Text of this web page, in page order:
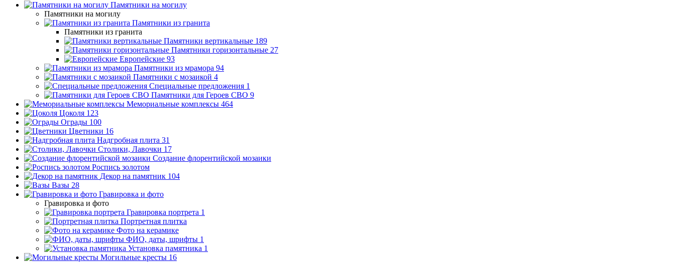
Памятники на могилу
Памятники на могилу
Памятники из гранита
Памятники из гранита
Памятники вертикальные 189
Памятники горизонтальные 27
Европейские 93
Памятники из мрамора 94
Памятники с мозаикой 4
Специальные предложения 1
Памятники для Героев СВО 9
Мемориальные комплексы 464
Цоколя 123
Ограды 100
Цветники 16
Надгробная плита 31
Столики, Лавочки 17
Создание флорентийской мозаики
Роспись золотом
Декор на памятник 104
Вазы 28
Гравировка и фото
Гравировка и фото
Гравировка портрета 1
Портретная плитка
Фото на керамике
ФИО, даты, шрифты 1
Установка памятника 1
Могильные кресты 16